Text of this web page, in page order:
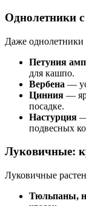
Однолетники
Даже
Петуния
для кашпо.
Вербена —
Цинния —
посадке.
Настурция —
подвесных
Луковичные:
Луковичные
Тюльпаны,